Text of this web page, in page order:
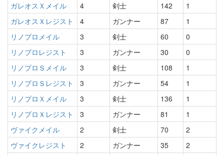
ガレオスＸメイル
4 剣士 142
1
ガレオスＸレジスト
4 ガンナー 87
1
リノプロメイル
3 剣士 60
0
リノプロレジスト
3 ガンナー 30
0
リノプロＳメイル
3 剣士 108
1
リノプロＳレジスト
3 ガンナー 54
1
リノプロＸメイル
3 剣士 136
1
リノプロＸレジスト
3 ガンナー 81
1
ヴァイクメイル
2 剣士 70
2
ヴァイクレジスト
2 ガンナー 35
2